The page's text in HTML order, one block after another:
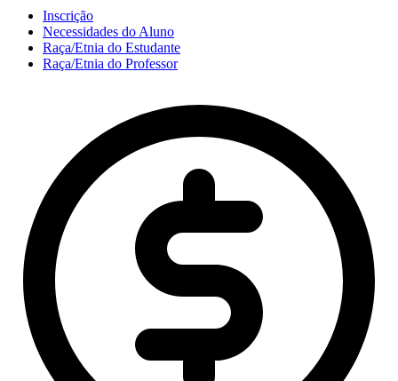
Inscrição
Necessidades do Aluno
Raça/Etnia do Estudante
Raça/Etnia do Professor